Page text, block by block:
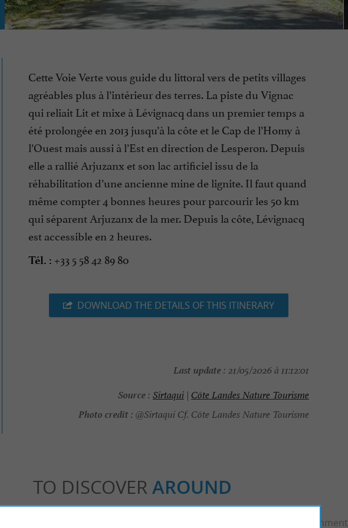
Cette Voie Verte vous guide du littoral vers de petits villages
agréables plus à l’intérieur des terres. La piste du Vignac
qui reliait Lit et mixe à Lévignacq dans un premier temps a
été prolongée en 2013 jusqu’à la côte et le Cap de l’Homy à
l’Ouest mais aussi à l’Est en direction de Lesperon. Depuis
elle a rallié Arjuzanx et son lac artificiel issu de la
réhabilitation d’une ancienne mine de lignite. Il faut quand
même compter 4 bonnes heures pour parcourir les 50 km
qui séparent Arjuzanx de la mer. Depuis la côte, Lévignacq
est accessible en 2 heures.
Tél. : +33 5 58 42 89 80
DOWNLOAD THE DETAILS OF THIS ITINERARY
Last update : 21/05/2026 à 11:12:01
Source : Sirtaqui| Côte Landes Nature Tourisme
Photo credit : @Sirtaqui Cf. Côte Landes Nature Tourisme
TO DISCOVER AROUND
Entertainment